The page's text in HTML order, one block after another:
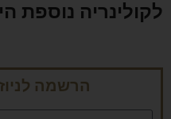
לקולינריה נוספת
הרשמה